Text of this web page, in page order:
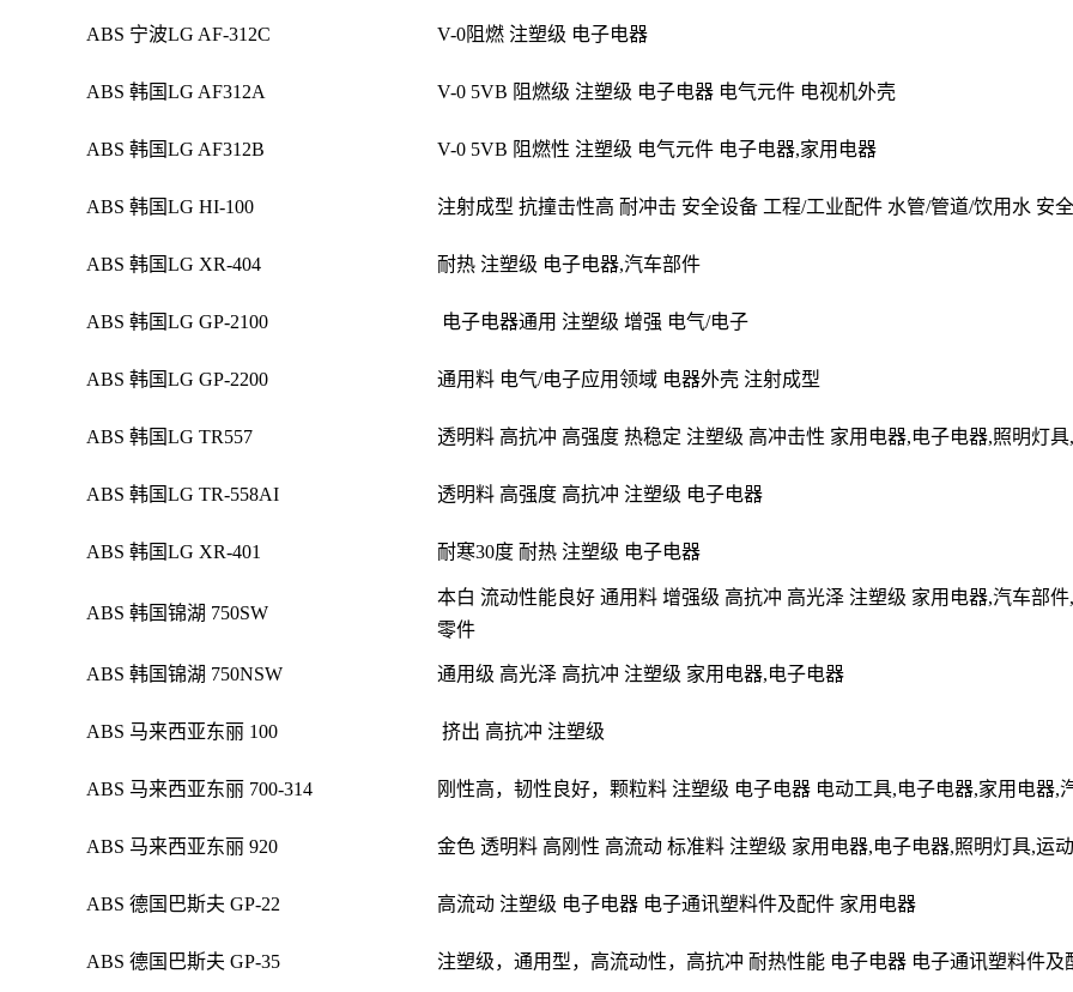
ABS 宁波LG AF-312C V-0阻燃 注塑级 电子电器
ABS 韩国LG AF312A V-0 5VB 阻燃级 注塑级 电子电器 电气元件 电视机外壳
ABS 韩国LG AF312B V-0 5VB 阻燃性 注塑级 电气元件 电子电器,家用电器
ABS 韩国LG HI-100 注射成型 抗撞击性高 耐冲击 安全设备 工程/工业配件 水管/管道/饮用水 安
ABS 韩国LG XR-404 耐热 注塑级 电子电器,汽车部件
ABS 韩国LG GP-2100 电子电器通用 注塑级 增强 电气/电子
ABS 韩国LG GP-2200 通用料 电气/电子应用领域 电器外壳 注射成型
ABS 韩国LG TR557 透明料 高抗冲 高强度 热稳定 注塑级 高冲击性 家用电器,电子电器,照明灯
ABS 韩国LG TR-558AI 透明料 高强度 高抗冲 注塑级 电子电器
ABS 韩国LG XR-401 耐寒30度 耐热 注塑级 电子电器
ABS 韩国锦湖 750SW
本白 流动性能良好 通用料 增强级 高抗冲 高光泽 注塑级 家用电器,汽车部
零件
ABS 韩国锦湖 750NSW 通用级 高光泽 高抗冲 注塑级 家用电器,电子电器
ABS 马来西亚东丽 100 挤出 高抗冲 注塑级
ABS 马来西亚东丽 700-314 刚性高，韧性良好，颗粒料 注塑级 电子电器 电动工具,电子电器,家用电器,
ABS 马来西亚东丽 920 金色 透明料 高刚性 高流动 标准料 注塑级 家用电器,电子电器,照明灯具,运
ABS 德国巴斯夫 GP-22 高流动 注塑级 电子电器 电子通讯塑料件及配件 家用电器
ABS 德国巴斯夫 GP-35 注塑级，通用型，高流动性，高抗冲 耐热性能 电子电器 电子通讯塑料件及